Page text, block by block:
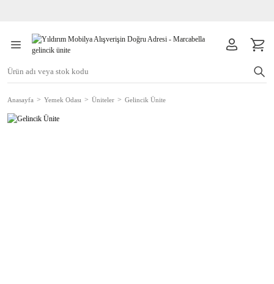
Anasayfa Yemek Odası Üniteler Gelincik Ünite